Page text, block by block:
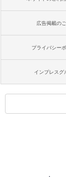
広告掲載の
プライバシー
インプレスグ